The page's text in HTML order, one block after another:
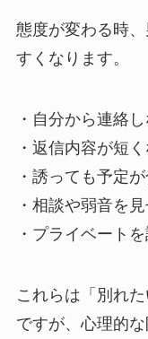
態度が変わる時
すくなります。
・自分から連絡
・返信内容が短
・誘っても予定
・相談や弱音を
・プライベート
これらは「別れ
ですが、心理的